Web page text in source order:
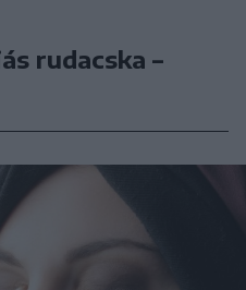
rudacska –